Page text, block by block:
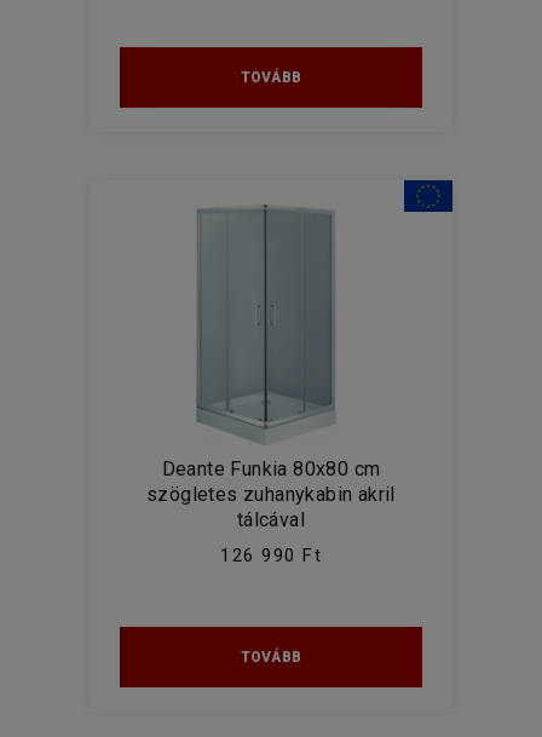
TOVÁBB
Deante Funkia 80x80 cm
szögletes zuhanykabin akril
tálcával
126 990 Ft
TOVÁBB